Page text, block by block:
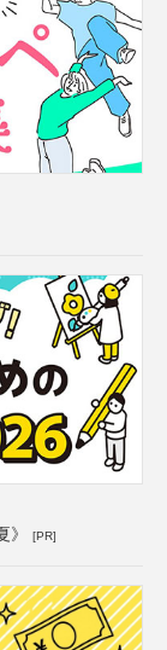
》 [PR]